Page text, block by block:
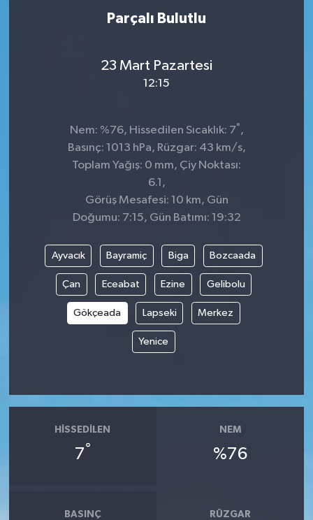
Parçalı Bulutlu
23 Mart Pazartesi
12:15
Nem: %76, Hissedilen Sıcaklık: 7° ,
Basınç: 1013 hPa, Rüzgar: 43 km/s,
Toplam Yağış: 0 mm, Çiy Noktası:
6.1,
Görüş Mesafesi: 10 km, Gün
Doğumu: 7:15, Gün Batımı: 19:32
Ayvacık Bayramiç Biga Bozcaada
Çan Eceabat Ezine Gelibolu
Gökçeada Lapseki Merkez
Yenice
HISSEDILEN
7°
NEM
%76
BASINÇ RÜZGAR